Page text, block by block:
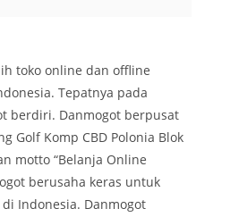
toko online dan offline
Tepatnya pada
berdiri. Danmogot berpusat
Golf Komp CBD Polonia Blok
motto “Belanja Online
berusaha keras untuk
Indonesia. Danmogot